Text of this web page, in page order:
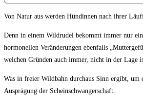
Von Natur aus werden Hündinnen nach ihrer
Denn in einem Wildrudel bekommt immer nur
hormonellen Veränderungen ebenfalls
welchen Gründen auch immer, nicht in der Lage
Was in freier Wildbahn durchaus Sinn ergibt, um
Ausprägung der Scheinschwangerschaft.